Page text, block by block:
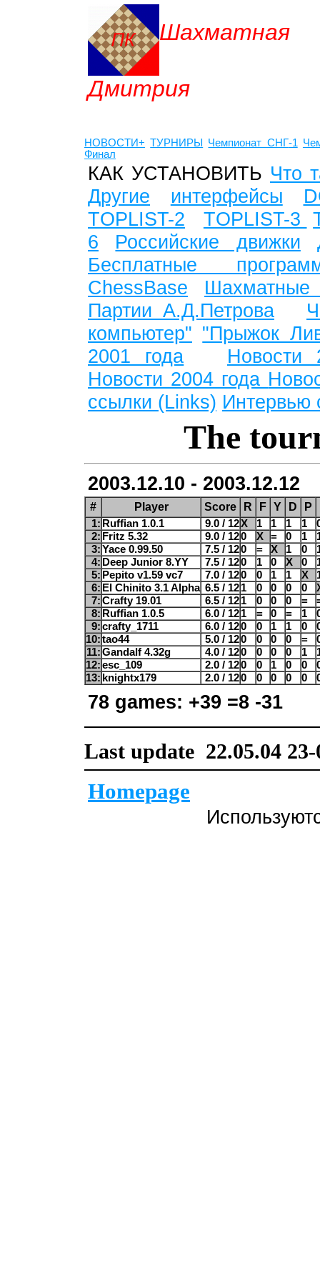
Дмитрия
НОВОСТИ+ ТУРНИРЫ Чемпионат СНГ-1
Финал
КАК УСТАНОВИТЬ Что
Другие
интерфейсы
TOPLIST-2
TOPLIST-3
6
Российские движки
Бесплатные
ChessBase
Партии А.Д.Петрова
компьютер" "Прыжок
2001 года
Новости
Новости 2004 года
ссылки (Links) Интервью
The
2003.12.10 - 2003.12.12
# Player Score R F Y D P
1: Ruffian 1.0.1 9.0 / 12X 1 1 1 1
2: Fritz 5.32 9.0 / 120 X = 0 1
3:Yace 0.99.50 7.5 / 120 = X 1 0
4: Deep Junior 8.YY 7.5 / 120 1 0 X 0
5: Pepito v1.59 vc7 7.0 / 120 0 1 1 X
6: El Chinito 3.1 Alpha 6.5 / 121 0 0 0 0
7:Crafty 19.01 6.5 / 121 0 0 0 =
8: Ruffian 1.0.5 6.0 / 121 = 0 = 1
9:crafty_1711 6.0 / 120 0 1 1 0
10:tao44 5.0 / 120 0 0 0 =
11:Gandalf 4.32g 4.0 / 120 0 0 0 1
12:esc_109 2.0 / 120 0 1 0 0
13: knightx179 2.0 / 120 0 0 0 0
78 games: +39 =8 -31
Last update 22.05.04 23-
Homepage